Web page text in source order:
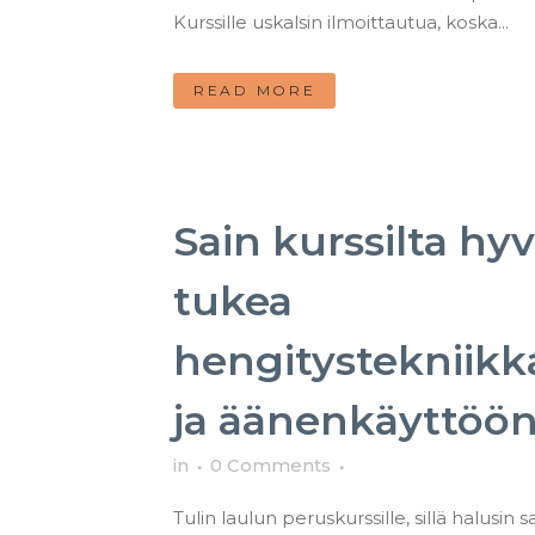
Kurssille uskalsin ilmoittautua, koska...
READ MORE
Sain kurssilta
tukea
ja äänenkäyttöön
in 0 Comments
Tulin laulun peruskurssille, sillä halusin